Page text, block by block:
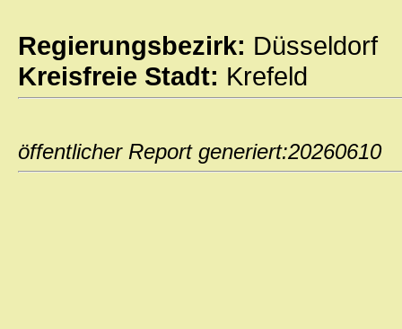
Regierungsbezirk: Düsseldorf
Kreisfreie Stadt: Krefeld
öffentlicher Report